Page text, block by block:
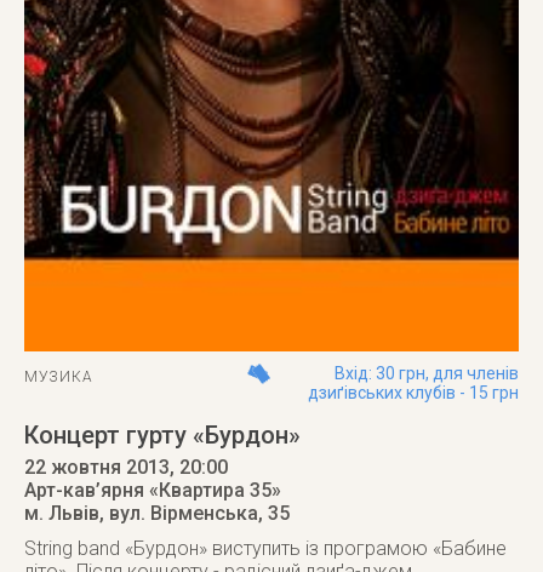
МУЗИКА
Вхід: 30 грн, для членів
дзиґівських клубів - 15 грн
Концерт гурту «Бурдон»
22 жовтня 2013, 20:00
Арт-кав’ярня «Квартира 35»
м. Львів, вул. Вірменська, 35
String band «Бурдон» виступить із програмою «Бабине